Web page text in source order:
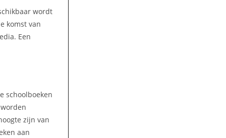
wordt
komst van
Een
schoolboeken
zijn van
aan